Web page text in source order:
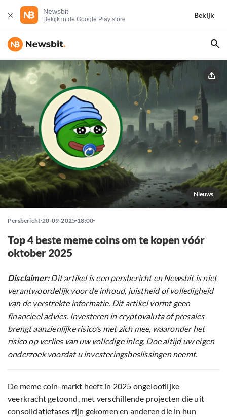
Newsbit
Bekijk in de Google Play store
Bekijk
Nieuws
Persbericht 20-09-2025 18:00
Top 4 beste meme coins om te kopen vóór
oktober 2025
Disclaimer:Dit artikel is een persbericht en Newsbit is niet
verantwoordelijk voor de inhoud, juistheid of volledigheid
van de verstrekte informatie. Dit artikel vormt geen
financieel advies. Investeren in cryptovaluta of presales
brengt aanzienlijke risico’s met zich mee, waaronder het
risico op verlies van uw volledige inleg. Doe altijd uw eigen
onderzoek voordat u investeringsbeslissingen neemt.
De meme coin-markt heeft in 2025 ongelooflijke
veerkracht getoond, met verschillende projecten die uit
consolidatiefases zijn gekomen en anderen die in hun